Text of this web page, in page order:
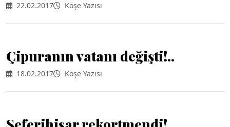
22.02.2017 Köşe Yazısı
Çipuranın vatanı değişti!..
18.02.2017 Köşe Yazısı